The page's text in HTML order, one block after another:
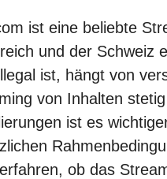
ist eine beliebte
und der Schweiz
ist, hängt von
von Inhalten
ist es
ob das